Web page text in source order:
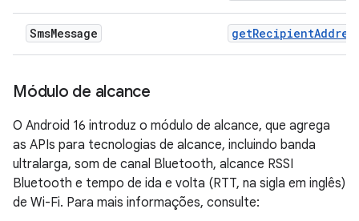
SmsMessage
Módulo de alcance
O Android 16 introduz o módulo de alcance, que agrega
as APIs para tecnologias de alcance, incluindo banda
ultralarga, som de canal Bluetooth, alcance RSSI
Bluetooth e tempo de ida e volta (RTT, na sigla em inglês)
de Wi-Fi. Para mais informações, consulte: